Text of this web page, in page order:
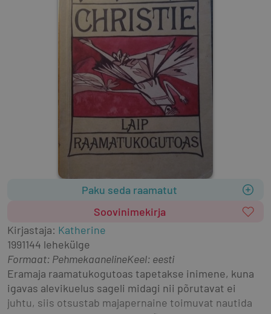
Paku seda raamatut
Soovinimekirja
Kirjastaja: Katherine
1991144 lehekülge
Formaat: PehmekaanelineKeel: eesti
Eramaja raamatukogutoas tapetakse inimene, kuna
igavas alevikuelus sageli midagi nii põrutavat ei
juhtu, siis otsustab majapernaine toimuvat nautida